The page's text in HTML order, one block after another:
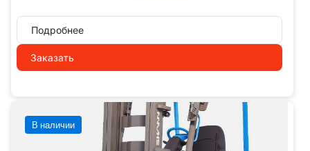
Подробнее
Заказать
В наличии